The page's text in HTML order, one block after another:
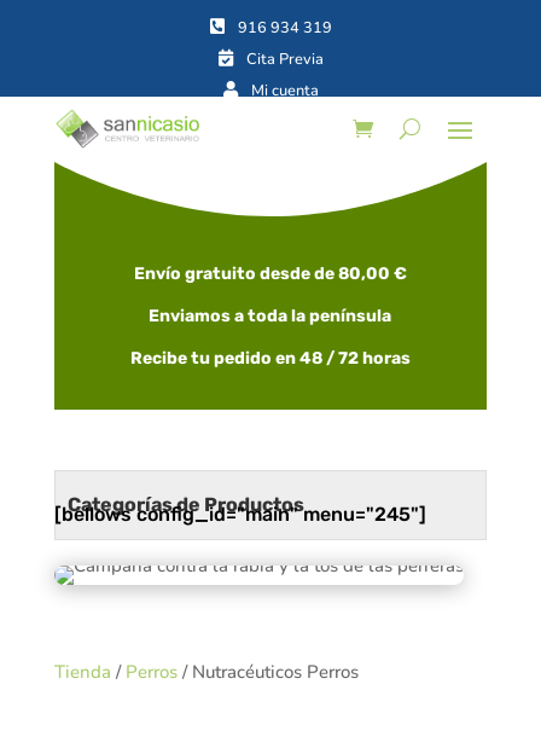



Envío gratuito desde de 80,00 €
Enviamos a toda la península
Recibe tu pedido en 48 / 72 horas
Categorías de Productos
[bellows config_id="main" menu="245"]
Tienda / Perros/ Nutracéuticos Perros